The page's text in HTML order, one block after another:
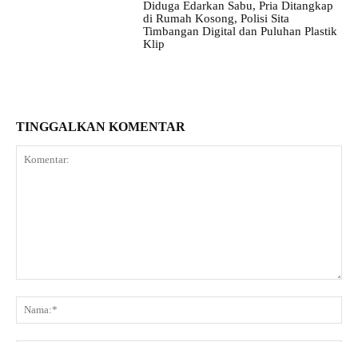
Diduga Edarkan Sabu, Pria Ditangkap
di Rumah Kosong, Polisi Sita
Timbangan Digital dan Puluhan Plastik
Klip
TINGGALKAN KOMENTAR